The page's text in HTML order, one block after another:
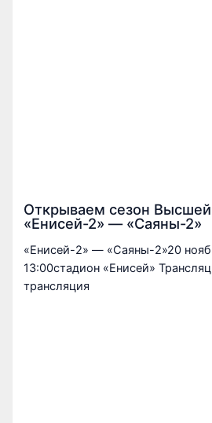
Открываем сезон Высшей
«Енисей-2» — «Саяны-2»
«Енисей-2» — «Саяны-2»20
13:00стадион «Енисей»
трансляция